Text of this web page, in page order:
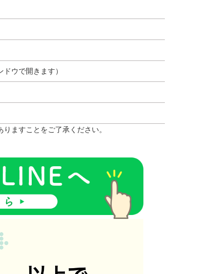
ウで開きます）
ますことをご了承ください。